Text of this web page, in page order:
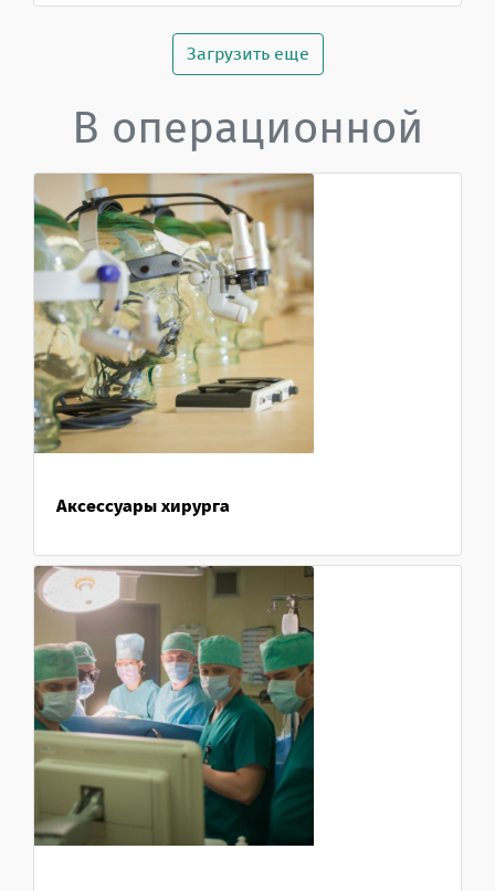
Загрузить еще
В операционной
Аксессуары хирурга